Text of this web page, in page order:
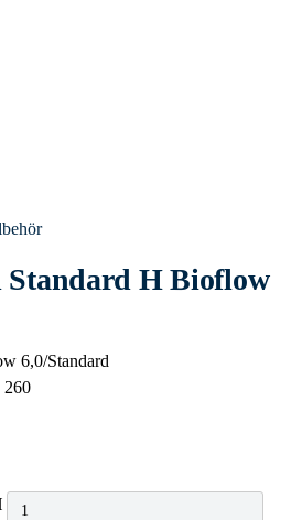
Standard H Bioflow
6,0/Standard
260